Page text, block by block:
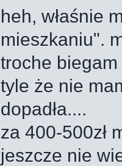
heh, właśnie
mieszkaniu".
troche biegam
tyle że nie
dopadła....
za 400-500zł
jeszcze nie